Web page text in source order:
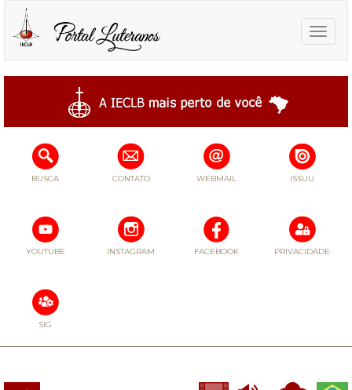
Toggle
BUSCA CONTATO WEBMAIL ISSUU
YOUTUBE INSTAGRAM FACEBOOK PRIVACIDADE
SIG